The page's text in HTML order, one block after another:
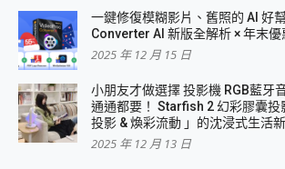
一鍵修復模糊影片、舊照的 AI 好
Converter AI 新版全解析 × 年末
2025 年 12 月 15 日
小朋友才做選擇 投影機 RGB藍牙
通通都要！ Starfish 2 幻彩膠囊投
投影 & 煥彩流動 」的沈浸式生活
2025 年 12 月 13 日